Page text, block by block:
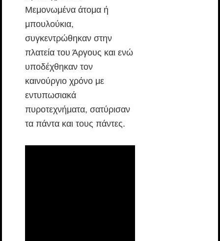
Μεμονωμένα άτομα ή
μπουλούκια,
συγκεντρώθηκαν στην
πλατεία του Άργους και ενώ
υποδέχθηκαν τον
καινούργιο χρόνο με
εντυπωσιακά
πυροτεχνήματα, σατύρισαν
τα πάντα και τους πάντες.